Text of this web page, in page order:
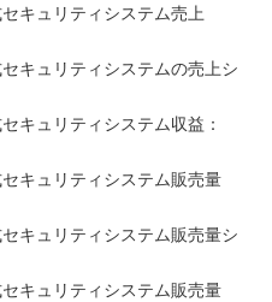
キュリティシステム売上
キュリティシステムの売上シ
キュリティシステム収益：
キュリティシステム販売量
キュリティシステム販売量シ
キュリティシステム販売量